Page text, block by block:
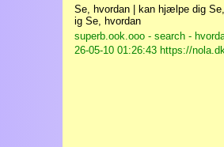
Se, hvordan | kan hjælpe dig
ig Se, hvordan
superb.ook.ooo - search -
26-05-10 01:26:43 https://